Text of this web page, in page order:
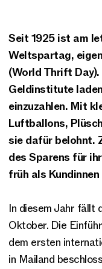
Seit 1925 ist am
Weltspartag,
(World Thrift
Geldinstitute
einzuzahlen. Mit
Luftballons,
sie dafür belohnt.
des Sparens für
früh als
In diesem Jahr fällt
Oktober. Die
dem ersten
in Mailand